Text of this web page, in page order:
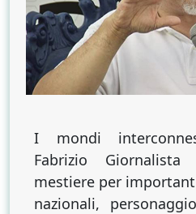
I mondi
Fabrizio
mestiere per
nazionali,